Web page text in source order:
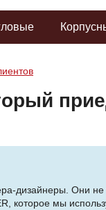
дизайнеры. Они
которое мы